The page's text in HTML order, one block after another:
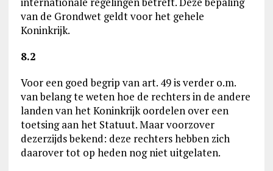
van de Grondwet geldt voor het gehele
Koninkrijk.
8.2
Voor een goed begrip van art. 49 is verder o.m.
van belang te weten hoe de rechters in de andere
landen van het Koninkrijk oordelen over een
toetsing aan het Statuut. Maar voorzover
dezerzijds bekend: deze rechters hebben zich
daarover tot op heden nog niet uitgelaten.